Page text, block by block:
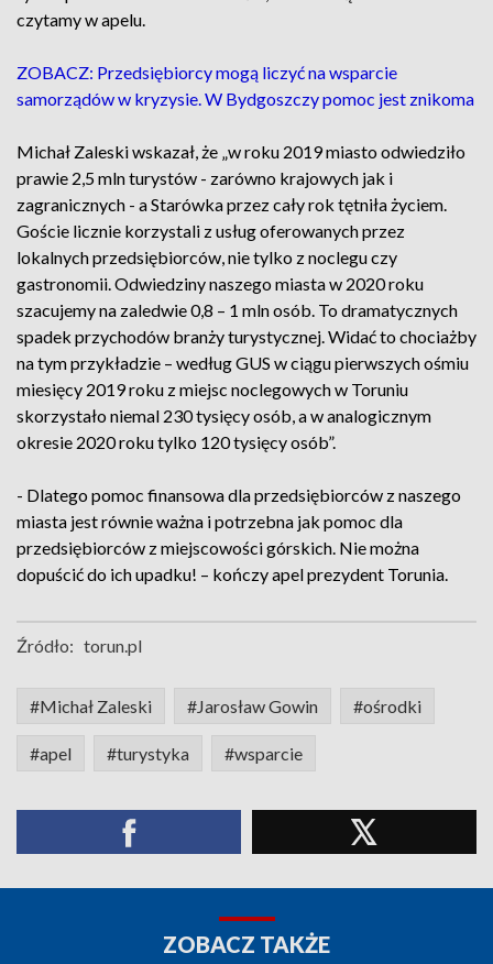
czytamy w apelu.
ZOBACZ: Przedsiębiorcy mogą liczyć na wsparcie
samorządów w kryzysie. W Bydgoszczy pomoc jest znikoma
Michał Zaleski wskazał, że „w roku 2019 miasto odwiedziło
prawie 2,5 mln turystów - zarówno krajowych jak i
zagranicznych - a Starówka przez cały rok tętniła życiem.
Goście licznie korzystali z usług oferowanych przez
lokalnych przedsiębiorców, nie tylko z noclegu czy
gastronomii. Odwiedziny naszego miasta w 2020 roku
szacujemy na zaledwie 0,8 – 1 mln osób. To dramatycznych
spadek przychodów branży turystycznej. Widać to chociażby
na tym przykładzie – według GUS w ciągu pierwszych ośmiu
miesięcy 2019 roku z miejsc noclegowych w Toruniu
skorzystało niemal 230 tysięcy osób, a w analogicznym
okresie 2020 roku tylko 120 tysięcy osób”.
- Dlatego pomoc finansowa dla przedsiębiorców z naszego
miasta jest równie ważna i potrzebna jak pomoc dla
przedsiębiorców z miejscowości górskich. Nie można
dopuścić do ich upadku! – kończy apel prezydent Torunia.
Źródło: torun.pl
#Michał Zaleski #Jarosław Gowin #ośrodki
#apel #turystyka #wsparcie
ZOBACZ TAKŻE